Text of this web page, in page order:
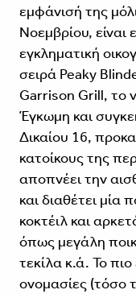
εμφάνισή της
Νοεμβρίου,
εγκληματική
σειρά Peaky
Garrison Grill, το
Έγκωμη και
Δικαίου 16,
κατοίκους της
αποπνέει την
και διαθέτει
κοκτέιλ και
όπως μεγάλη
τεκίλα κ.ά. Το
ονομασίες (τόσο